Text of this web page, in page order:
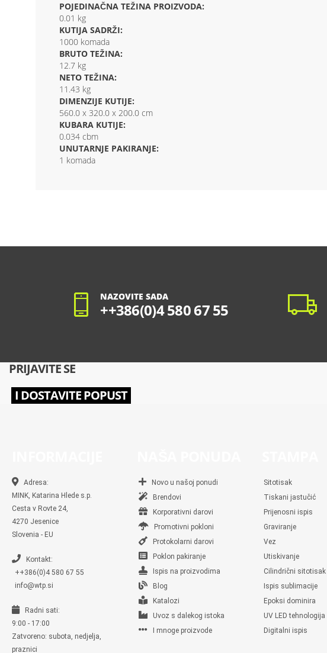
POJEDINAČNA TEŽINA PROIZVODA:
0.01 kg
KUTIJA SADRŽI:
1000 komada
BRUTO TEŽINA:
12.7 kg
NETO TEŽINA:
11.43 kg
DIMENZIJE KUTIJE:
560.0 x 320.0 x 200.0 cm
KUBARA KUTIJE:
0.034 cbm
UNUTARNJE PAKIRANJE:
1 komada
NAZOVITE SADA
++386(0)4 580 67 55
PRIJAVITE SE
I DOSTAVITE POPUST
Adresa:
MINK, Katarina Hlede s.p.
Cesta v Rovte 24,
4270 Jesenice
Slovenia - EU
Kontakt:
++386(0)4 580 67 55
info@wtp.si
Radni sati:
9:00 - 17:00
Zatvoreno: subota, nedjelja,
praznici
Novo u našoj ponudi
Brendovi
Korporativni darovi
Promotivni pokloni
Protokolarni darovi
Poklon pakiranje
Ispis na proizvodima
Blog
Katalozi
Uvoz s dalekog istoka
I mnoge proizvode
Sitotisak
Tiskani jastučić
Prijenosni ispis
Graviranje
Vez
Utiskivanje
Cilindrični sitotisak
Ispis sublimacije
Epoksi dominira
UV LED tehnologija
Digitalni ispis